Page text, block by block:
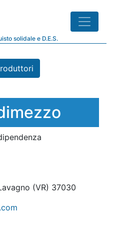
solidale e D.E.S.
(VR) 37030